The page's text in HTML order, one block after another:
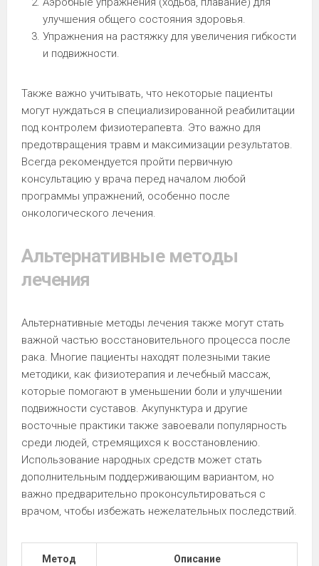
улучшения общего состояния здоровья.
Упражнения на растяжку для увеличения гибкости
и подвижности.
Также важно учитывать, что некоторые пациенты
могут нуждаться в специализированной реабилитации
под контролем физиотерапевта. Это важно для
предотвращения травм и максимизации результатов.
Всегда рекомендуется пройти первичную
консультацию у врача перед началом любой
программы упражнений, особенно после
онкологического лечения.
Альтернативные методы
лечения
Альтернативные методы лечения также могут стать
важной частью восстановительного процесса после
рака. Многие пациенты находят полезными такие
методики, как физиотерапия и лечебный массаж,
которые помогают в уменьшении боли и улучшении
подвижности суставов. Акупунктура и другие
восточные практики также завоевали популярность
среди людей, стремящихся к восстановлению.
Использование народных средств может стать
дополнительным поддерживающим вариантом, но
важно предварительно проконсультироваться с
врачом, чтобы избежать нежелательных последствий.
Метод Описание